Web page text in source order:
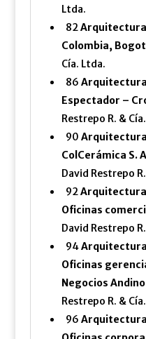
Ltda.
82
Colombia,
Cía. Ltda.
86
Espectador –
Restrepo R. &
90
ColCerámica S.
David Restrepo
92
Oficinas
David Restrepo
94
Oficinas
Negocios
Restrepo R. &
96